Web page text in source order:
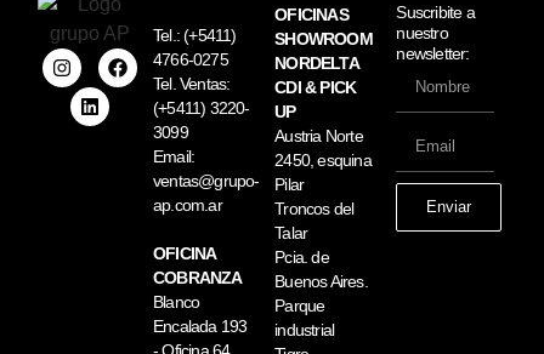
Tel.:(+5411)
4766-0275
Tel. Ventas:
(+5411) 3220-
3099
Email:
ventas@grupo-
ap.com.ar
OFICINA
COBRANZA
Blanco
Encalada 193
- Oficina 64
OFICINAS
SHOWROOM
NORDELTA
CDI & PICK
UP
Austria Norte
2450, esquina
Pilar
Troncos del
Talar
Pcia. de
Buenos Aires.
Parque
industrial
Suscribite a
nuestro
newsletter:
Enviar